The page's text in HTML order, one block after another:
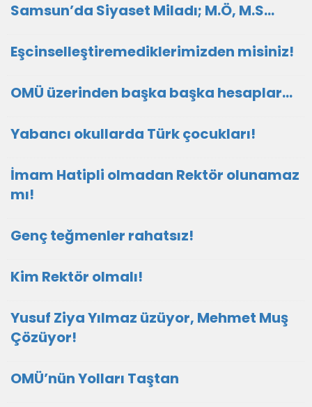
Samsun’da Siyaset Miladı; M.Ö, M.S…
Eşcinselleştiremediklerimizden misiniz!
OMÜ üzerinden başka başka hesaplar…
Yabancı okullarda Türk çocukları!
İmam Hatipli olmadan Rektör olunamaz
mı!
Genç teğmenler rahatsız!
Kim Rektör olmalı!
Yusuf Ziya Yılmaz üzüyor, Mehmet Muş
Çözüyor!
OMÜ’nün Yolları Taştan